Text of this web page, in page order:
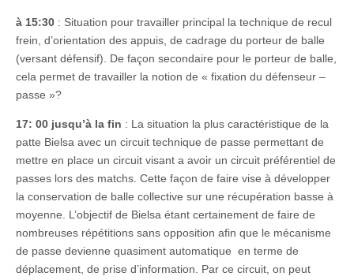
à 15:30 : Situation pour travailler principal la technique de recul
frein, d’orientation des appuis, de cadrage du porteur de balle
(versant défensif). De façon secondaire pour le porteur de balle,
cela permet de travailler la notion de « fixation du défenseur –
passe »?
17: 00 jusqu’à la fin : La situation la plus caractéristique de la
patte Bielsa avec un circuit technique de passe permettant de
mettre en place un circuit visant a avoir un circuit préférentiel de
passes lors des matchs. Cette façon de faire vise à développer
la conservation de balle collective sur une récupération basse à
moyenne. L’objectif de Bielsa étant certainement de faire de
nombreuses répétitions sans opposition afin que le mécanisme
de passe devienne quasiment automatique en terme de
déplacement, de prise d’information. Par ce circuit, on peut